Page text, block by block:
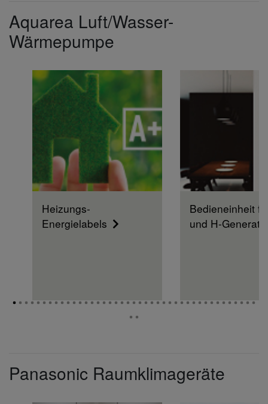
Aquarea Luft/Wasser-
Wärmepumpe
Heizungs-
Energielabels
Bedieneinheit
und H-
Panasonic Raumklimageräte